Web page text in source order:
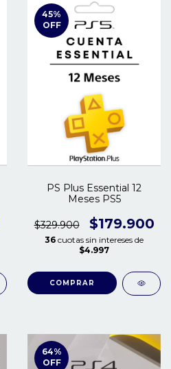
45%
OFF
PS Plus Essential 12
Meses PS5
$329.900 $179.900
36 cuotas sin intereses de
$4.997
64%
OFF